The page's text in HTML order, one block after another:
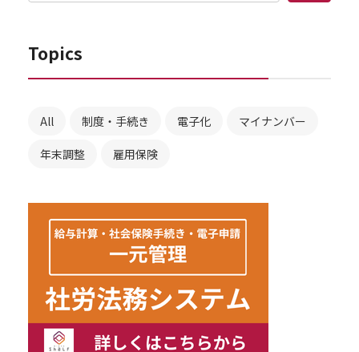
Topics
All 制度・手続き 電子化 マイナンバー
年末調整 雇用保険